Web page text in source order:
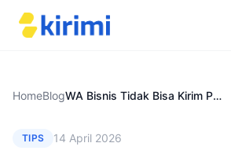
HomeBlog WA Bisnis Tidak Bisa Kirim Pesan? Solusi Mudarah di Kirimi.id
TIPS 14 April 2026